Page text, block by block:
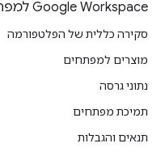
Google Workspace למפתחים
סקירה כללית של הפלטפורמה
מוצרים למפתחים
נתוני גרסה
תמיכת מפתחים
תנאים והגבלות